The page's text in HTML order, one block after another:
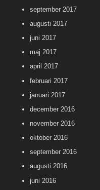
september 2017
augusti 2017
juni 2017
maj 2017
april 2017
februari 2017
januari 2017
december 2016
november 2016
oktober 2016
september 2016
augusti 2016
juni 2016